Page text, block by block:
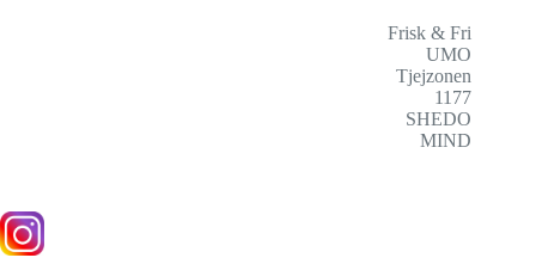
Frisk & Fri
UMO
Tjejzonen
1177
SHEDO
MIND